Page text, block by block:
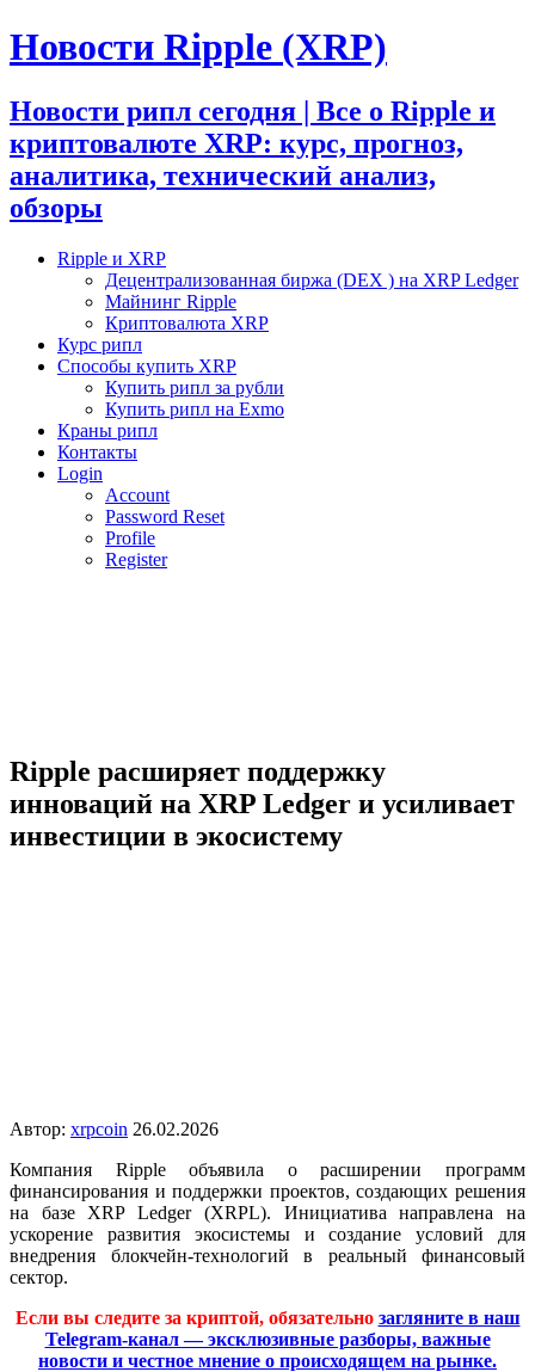
Новости Ripple (XRP)
Новости рипл сегодня | Все о Ripple и
криптовалюте XRP: курс, прогноз,
аналитика, технический анализ,
обзоры
Ripple и XRP
Децентрализованная биржа (DEX ) на XRP Ledger
Майнинг Ripple
Криптовалюта XRP
Курс рипл
Способы купить XRP
Купить рипл за рубли
Купить рипл на Exmo
Краны рипл
Контакты
Login
Account
Password Reset
Profile
Register
Ripple расширяет поддержку
инноваций на XRP Ledger и усиливает
инвестиции в экосистему
Автор: xrpcoin 26.02.2026
Компания Ripple объявила о расширении программ
финансирования и поддержки проектов, создающих решения
на базе XRP Ledger (XRPL). Инициатива направлена на
ускорение развития экосистемы и создание условий для
внедрения блокчейн-технологий в реальный финансовый
сектор.
Если вы следите за криптой, обязательно загляните в наш
Telegram-канал — эксклюзивные разборы, важные
новости и честное мнение о происходящем на рынке.